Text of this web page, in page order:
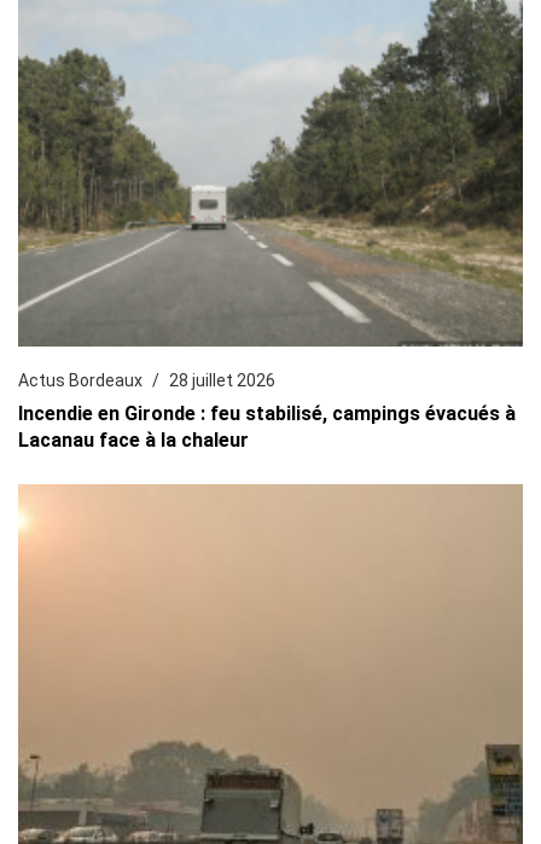
Actus Bordeaux 28 juillet 2026
Incendie en Gironde : feu stabilisé, campings évacués à
Lacanau face à la chaleur